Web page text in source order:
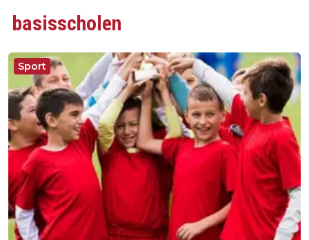
basisscholen
Sport